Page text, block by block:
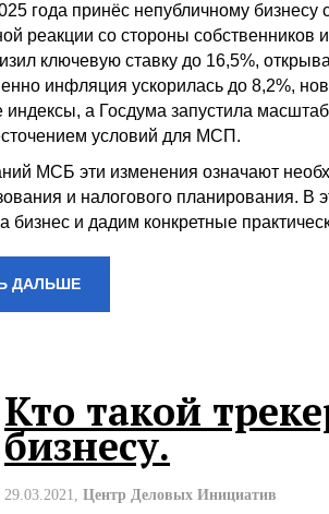
года принёс непубличному
реакции со стороны собственников
ключевую ставку до 16,5%,
инфляция ускорилась до 8,2%,
а Госдума запустила
условий для МСП.
МСБ эти изменения означают
и налогового планирования. В
бизнес и дадим конкретные
ДАЛЬШЕ
Кто такой
бизнесу.
29.03.2021, Центр Деловых Инициатив